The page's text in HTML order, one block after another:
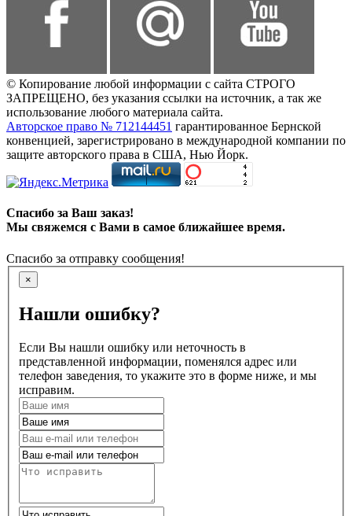
© Копирование любой информации с сайта СТРОГО
ЗАПРЕЩЕНО, без указания ссылки на источник, а так же
использование любого материала сайта.
Авторское право № 712144451 гарантированное Бернской
конвенцией, зарегистрировано в международной компании по
защите авторского права в США, Нью Йорк.
Спасибо за Ваш заказ!
Мы свяжемся с Вами в самое ближайшее время.
Спасибо за отправку сообщения!
×
Нашли ошибку?
Если Вы нашли ошибку или неточность в
представленной информации, поменялся адрес или
телефон заведения, то укажите это в форме ниже, и мы
исправим.